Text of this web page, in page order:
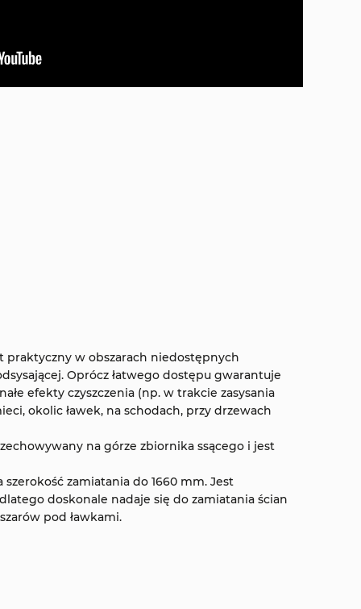
praktyczny w obszarach niedostępnych
Oprócz łatwego dostępu gwarantuje
efekty czyszczenia (np. w trakcie zasysania
okolic ławek, na schodach, przy drzewach
na górze zbiornika ssącego i jest
szerokość zamiatania do 1660 mm. Jest
doskonale nadaje się do zamiatania ścian
pod ławkami.